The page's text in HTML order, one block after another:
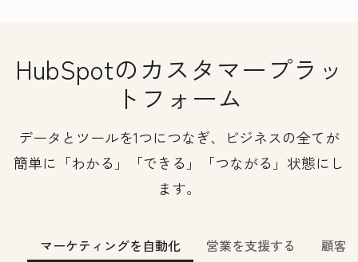
HubSpotのカスタマープラッ
トフォーム
データとツールを1つにつなぎ、ビジネスの全てが
簡単に「わかる」「できる」「つながる」状態にし
ます。
マーケティングを自動化 営業を支援する 顧客